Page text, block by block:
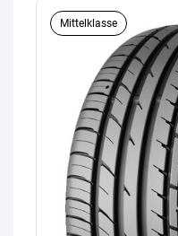
Mittelklasse